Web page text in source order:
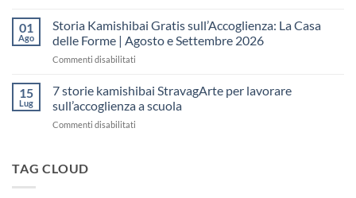
una
lezione
dell’Accoglienza:
Giorni
Kamishibai
Gratis
da
sceglierle
01
Ago
Storia Kamishibai Gratis sull’Accoglienza: La Casa
delle Forme | Agosto e Settembre 2026
Commenti disabilitati
Kamishibai
Gratis
sull’Accoglienza:
15
Lug
7 storie kamishibai StravagArte per lavorare
sull’accoglienza a scuola
Commenti disabilitati
TAG CLOUD